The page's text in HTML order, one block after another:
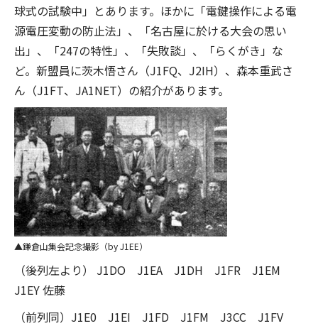
球式の試験中」とあります。ほかに「電鍵操作による電
源電圧変動の防止法」、「名古屋に於ける大会の思い
出」、「247の特性」、「失敗談」、「らくがき」な
ど。新盟員に茨木悟さん（J1FQ、J2IH）、森本重武さ
ん（J1FT、JA1NET）の紹介があります。
鎌倉山集会記念撮影（by J1EE）
（後列左より） J1DO J1EA J1DH J1FR J1EM
J1EY 佐藤
（前列同）J1E0 J1EI J1FD J1FM J3CC J1FV